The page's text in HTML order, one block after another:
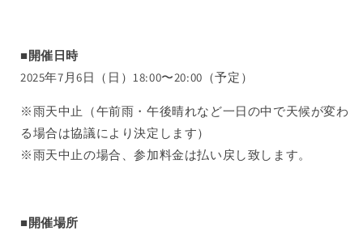
■開催日時
2025年7月6日（日）18:00〜20:00（予定）
※雨天中止（午前雨・午後晴れなど一日の中で天候が変わ
る場合は協議により決定します）
※雨天中止の場合、参加料金は払い戻し致します。
■開催場所